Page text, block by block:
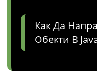
Как Да
Обекти В